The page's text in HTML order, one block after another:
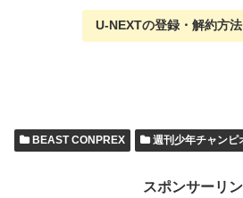
U-NEXTの登録・解約方
BEAST CONPREX 週刊少年チャンピ
スポンサーリ